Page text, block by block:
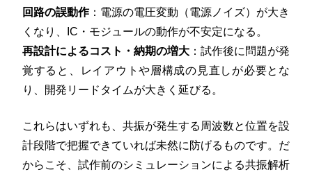
回路の誤動作：電源の電圧変動（電源ノイズ）が大き
くなり、IC・モジュールの動作が不安定になる。
再設計によるコスト・納期の増大 ：試作後に問題が発
覚すると、レイアウトや層構成の見直しが必要とな
り、開発リードタイムが大きく延びる。
これらはいずれも、共振が発生する周波数と位置を設
計段階で把握できていれば未然に防げるものです。だ
からこそ、試作前のシミュレーションによる共振解析